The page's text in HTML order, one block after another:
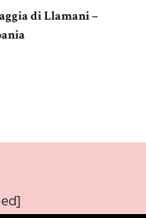
di Llamani –